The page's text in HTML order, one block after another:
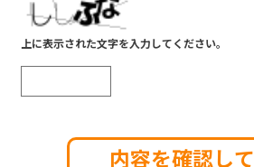
上に表示された文字を入力してください。